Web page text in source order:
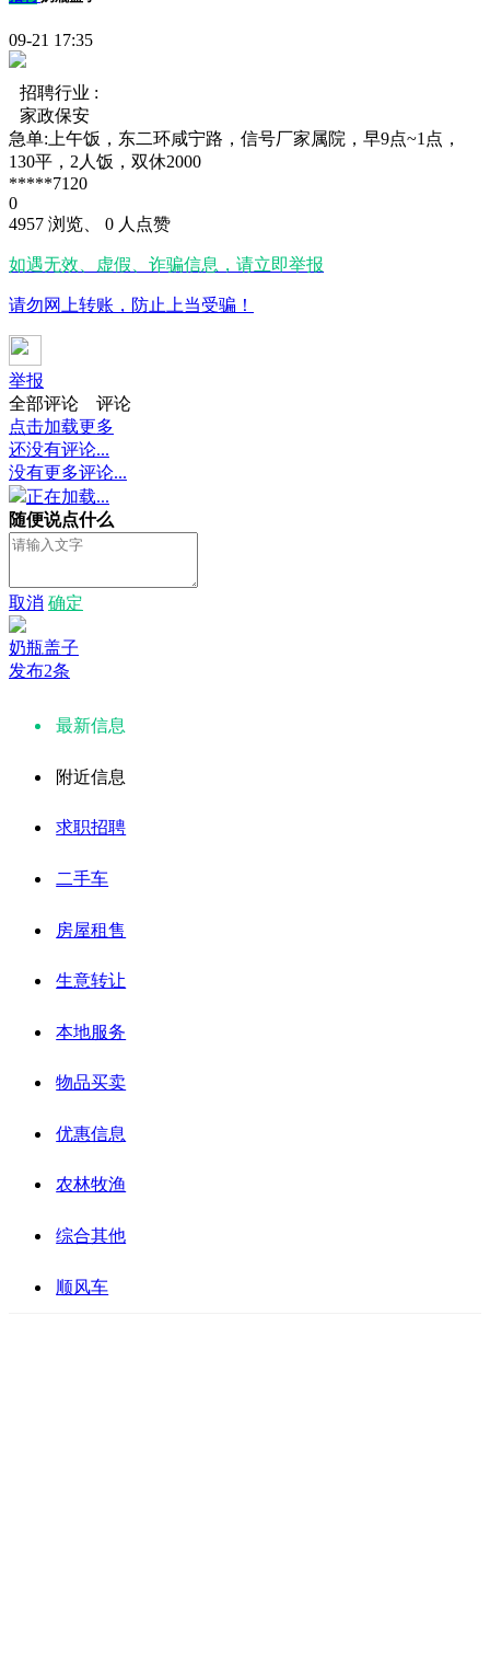
09-21 17:35
招聘行业 :
家政保安
急单:上午饭，东二环咸宁路，信号厂家属院，早9点~1点，
130平，2人饭，双休2000
*****7120
0
4957 浏览、 0 人点赞
如遇无效、虚假、诈骗信息，请立即举报
请勿网上转账，防止上当受骗！
举报
全部评论
评论
点击加载更多
还没有评论...
没有更多评论...
正在加载...
随便说点什么
取消 确定
奶瓶盖子
发布2条
最新信息
附近信息
求职招聘
二手车
房屋租售
生意转让
本地服务
物品买卖
优惠信息
农林牧渔
综合其他
顺风车